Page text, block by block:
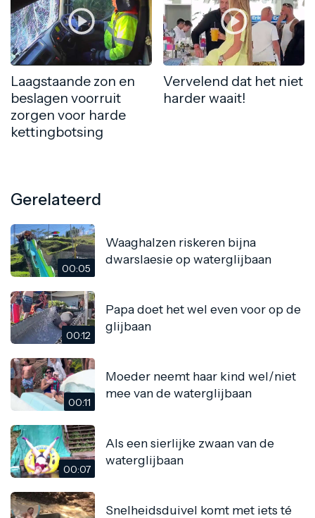
Laagstaande zon en
beslagen voorruit
zorgen voor harde
kettingbotsing
Vervelend dat het niet
harder waait!
Gerelateerd
00:05
Waaghalzen riskeren bijna
dwarslaesie op waterglijbaan
00:12
Papa doet het wel even voor op de
glijbaan
00:11
Moeder neemt haar kind wel/niet
mee van de waterglijbaan
00:07
Als een sierlijke zwaan van de
waterglijbaan
Snelheidsduivel komt met iets té